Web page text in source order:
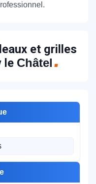
et grilles
le Châtel